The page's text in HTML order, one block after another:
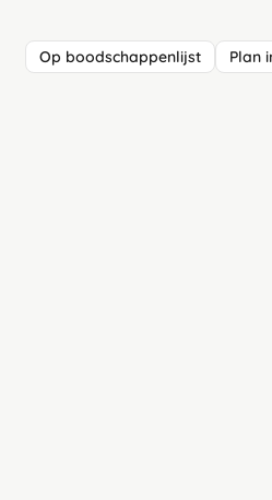
Op boodschappenlijst Plan